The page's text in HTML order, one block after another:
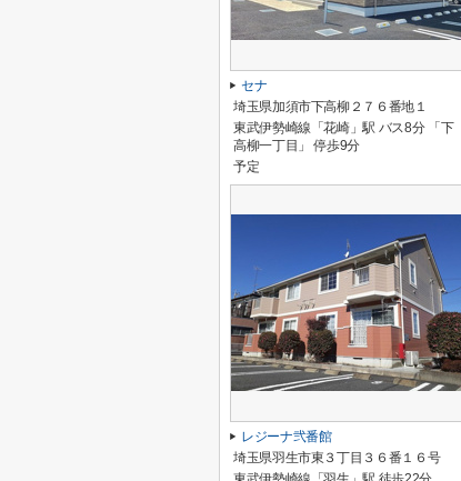
セナ
埼玉県加須市下高柳２７６番地１
東武伊勢崎線「花崎」駅 バス8分 「下
高柳一丁目」 停歩9分
予定
レジーナ弐番館
埼玉県羽生市東３丁目３６番１６号